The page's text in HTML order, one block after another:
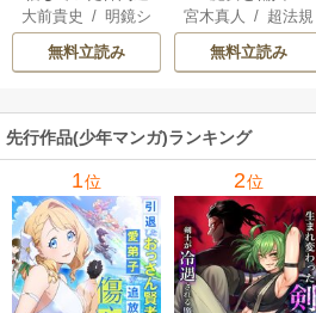
にダンジョン奥地
で殺されかけたが
ギフト『無限ガチ
の仲間達を手に入
れて元パーティー
メンバーと世界に
復讐＆『ざま
ぁ！』します！
大前貴史 / 明鏡シ
スイ/tef
無料立読み
宮木真人
/ 超法規
的かえる/叶世べ
んち
無料立読み
先行作品(少年マンガ)ランキング
1位 2位